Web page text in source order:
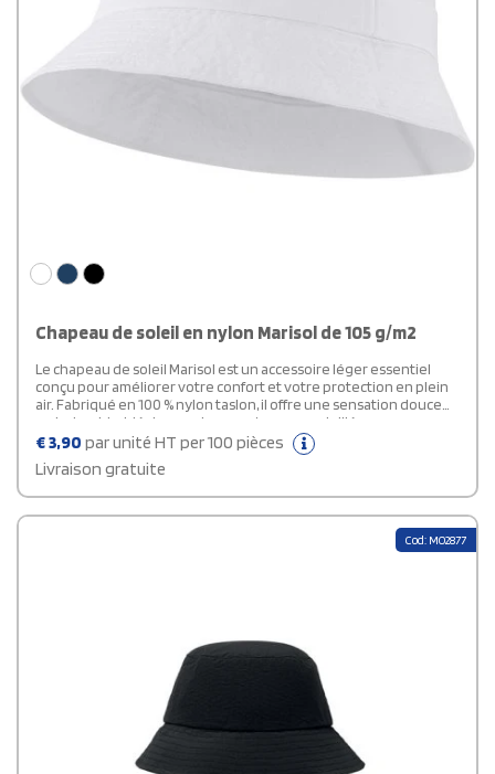
Chapeau de soleil en nylon Marisol de 105 g/m2
Le chapeau de soleil Marisol est un accessoire léger essentiel
conçu pour améliorer votre confort et votre protection en plein
air. Fabriqué en 100 % nylon taslon, il offre une sensation douce
mais durable, idéale pour les aventures ensoleillées ou
pluvieuses. Avec une protection solaire UPF 50 intégrée et une
protection contre la pluie, ce chapeau offre une protection fiable
dans des conditions météorologiques changeantes. Son tissu
respirant à séchage rapide assure une aisance tout au long de la
la randonnée ou la vie de tous les jours. Chaque chapeau
comprend un traceur Aware™, assurant une transparence totale
€3,90 par unité HT per 100 pièces
Livraison gratuite
Cod: MO2877